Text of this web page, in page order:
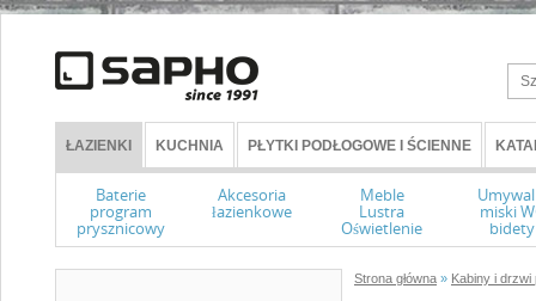
ŁAZIENKI KUCHNIA PŁYTKI PODŁOGOWE I ŚCIENNE
Baterie
program
prysznicowy
Akcesoria
łazienkowe
Meble
Lustra
Oświetlenie
miski
bidety
Strona główna » Kabiny i